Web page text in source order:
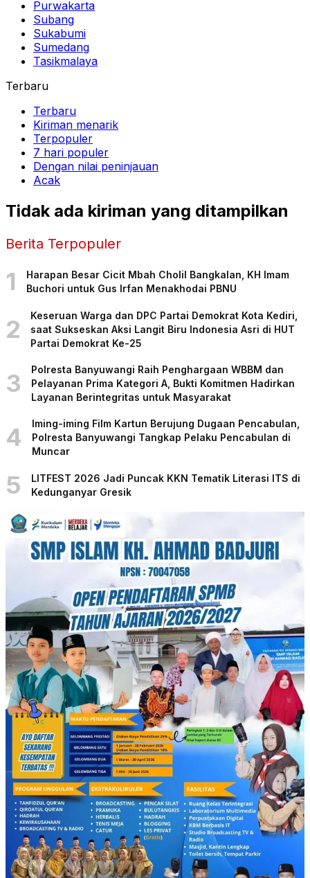
Purwakarta
Subang
Sukabumi
Sumedang
Tasikmalaya
Terbaru
Terbaru
Kiriman menarik
Terpopuler
7 hari populer
Dengan nilai peninjauan
Acak
Tidak ada kiriman yang ditampilkan
Berita Terpopuler
1
Harapan Besar Cicit Mbah Cholil Bangkalan, KH Imam
Buchori untuk Gus Irfan Menakhodai PBNU
2
Keseruan Warga dan DPC Partai Demokrat Kota Kediri,
saat Sukseskan Aksi Langit Biru Indonesia Asri di HUT
Partai Demokrat Ke-25
3
Polresta Banyuwangi Raih Penghargaan WBBM dan
Pelayanan Prima Kategori A, Bukti Komitmen Hadirkan
Layanan Berintegritas untuk Masyarakat
4
Iming-iming Film Kartun Berujung Dugaan Pencabulan,
Polresta Banyuwangi Tangkap Pelaku Pencabulan di
Muncar
5
LITFEST 2026 Jadi Puncak KKN Tematik Literasi ITS di
Kedunganyar Gresik